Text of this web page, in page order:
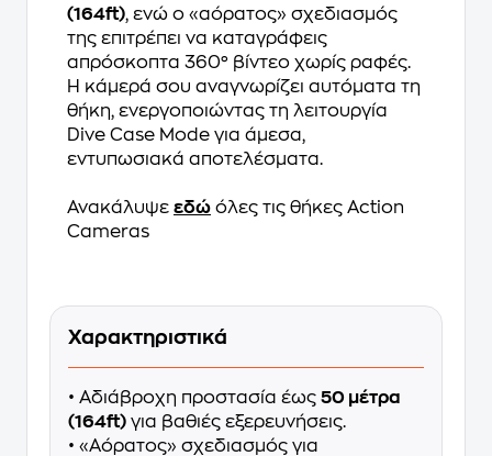
(164ft), ενώ ο «αόρατος» σχεδιασμός
της επιτρέπει να καταγράφεις
απρόσκοπτα 360° βίντεο χωρίς ραφές.
Η κάμερά σου αναγνωρίζει αυτόματα τη
θήκη, ενεργοποιώντας τη λειτουργία
Dive Case Mode για άμεσα,
εντυπωσιακά αποτελέσματα.
Ανακάλυψε εδώ όλες τις θήκες Action
Cameras
Χαρακτηριστικά
• Αδιάβροχη προστασία έως 50 μέτρα
(164ft) για βαθιές εξερευνήσεις.
• «Αόρατος» σχεδιασμός για